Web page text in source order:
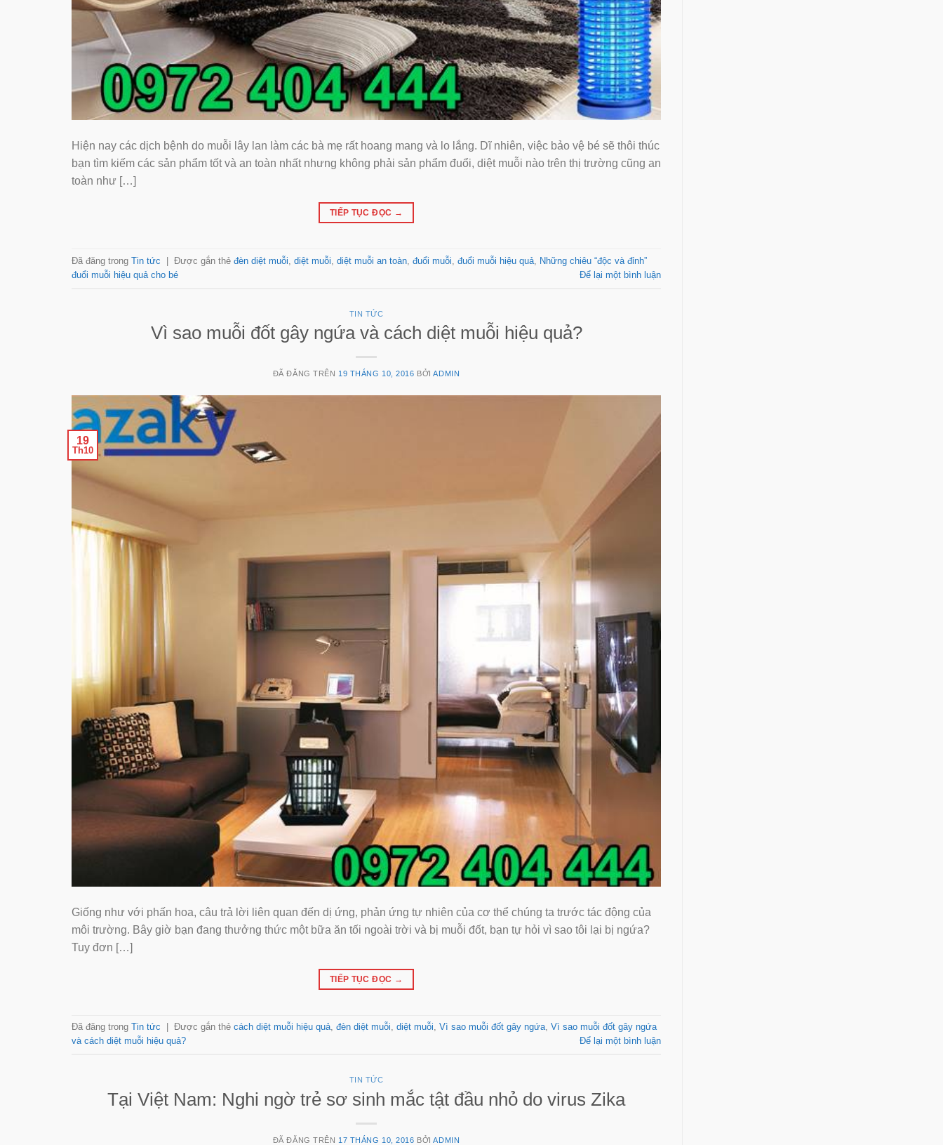
Hiện nay các dịch bệnh do muỗi lây lan làm các bà mẹ rất hoang mang và lo lắng. Dĩ nhiên, việc bảo vệ bé sẽ thôi thúc
bạn tìm kiếm các sản phẩm tốt và an toàn nhất nhưng không phải sản phẩm đuổi, diệt muỗi nào trên thị trường cũng an
toàn như […]
TIẾP TỤC ĐỌC →
Đã đăng trong Tin tức Được gắn thẻ đèn diệt muỗi diệt muỗi diệt muỗi an toàn đuổi muỗi đuổi muỗi hiệu quả
Những chiêu “độc và đỉnh”
đuổi muỗi hiệu quả cho bé
Để lại một bình luận
TIN TỨC
Vì sao muỗi đốt gây ngứa và cách diệt muỗi hiệu quả?
ĐÃ ĐĂNG TRÊN 19 THÁNG 10, 2016 BỞIADMIN
19
Th10
Giống như với phấn hoa, câu trả lời liên quan đến dị ứng, phản ứng tự nhiên của cơ thể chúng ta trước tác động của
môi trường. Bây giờ bạn đang thưởng thức một bữa ăn tối ngoài trời và bị muỗi đốt, bạn tự hỏi vì sao tôi lại bị ngứa?
Tuy đơn […]
TIẾP TỤC ĐỌC →
Đã đăng trong Tin tức Được gắn thẻ cách diệt muỗi hiệu quả, đèn diệt muỗi, diệt muỗi, Vì sao muỗi đốt gây ngứa, Vì sao muỗi đốt gây ngứa
và cách diệt muỗi hiệu quả?
Để lại một bình luận
TIN TỨC
Tại Việt Nam: Nghi ngờ trẻ sơ sinh mắc tật đầu nhỏ do virus Zika
ĐÃ ĐĂNG TRÊN 17 THÁNG 10, 2016 BỞIADMIN